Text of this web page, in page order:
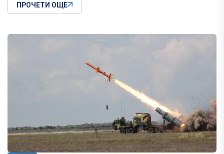
ПРОЧЕТИ ОЩЕ